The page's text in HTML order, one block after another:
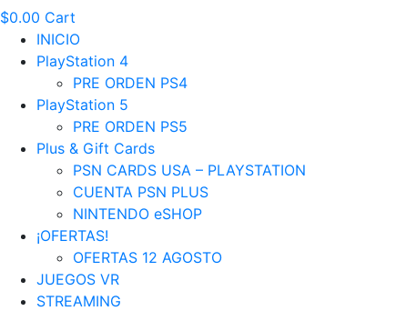
$0.00 Cart
INICIO
PlayStation 4
PRE ORDEN PS4
PlayStation 5
PRE ORDEN PS5
Plus & Gift Cards
PSN CARDS USA – PLAYSTATION
CUENTA PSN PLUS
NINTENDO eSHOP
¡OFERTAS!
OFERTAS 12 AGOSTO
JUEGOS VR
STREAMING